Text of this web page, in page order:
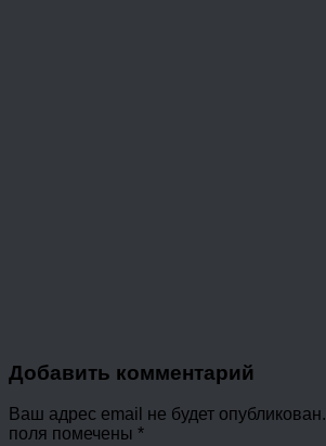
Добавить комментарий
Ваш адрес email не будет опубликован.
поля помечены *